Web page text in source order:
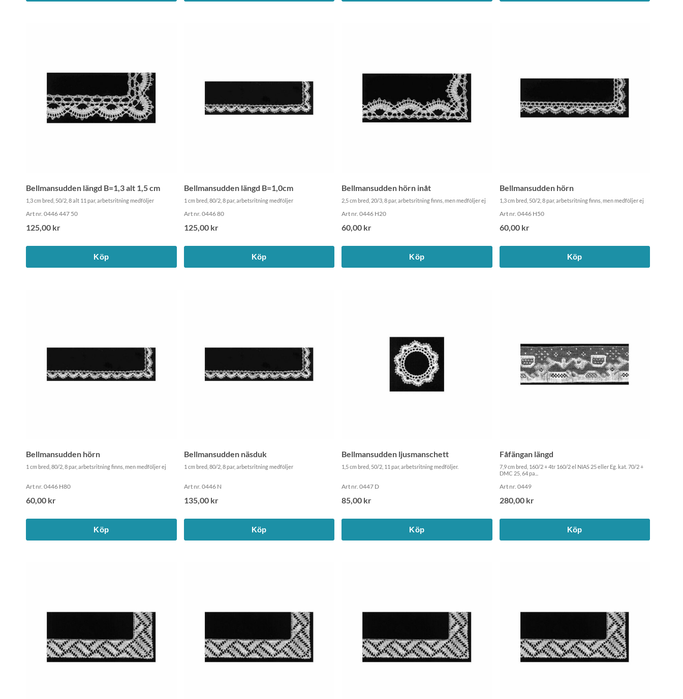
Bellmansudden längd B=1,3 alt 1,5 cm
1,3 cm bred, 50/2, 8 alt 11 par, arbetsritning medföljer
Art nr. 0446 447 50
125,00 kr
Köp
Bellmansudden längd B=1,0cm
1 cm bred, 80/2, 8 par, arbetsritning medföljer
Art nr. 0446 80
125,00 kr
Köp
Bellmansudden hörn inåt
2,5 cm bred, 20/3, 8 par, arbetsritning finns, men medföljer ej
Art nr. 0446 H20
60,00 kr
Köp
Bellmansudden hörn
1,3 cm bred, 50/2, 8 par, arbetsritning finns, men medföljer ej
Art nr. 0446 H50
60,00 kr
Köp
Bellmansudden hörn
1 cm bred, 80/2, 8 par, arbetsritning finns, men medföljer ej
Art nr. 0446 H80
60,00 kr
Köp
Bellmansudden näsduk
1 cm bred, 80/2, 8 par, arbetsritning medföljer
Art nr. 0446 N
135,00 kr
Köp
Bellmansudden ljusmanschett
1,5 cm bred, 50/2, 11 par, arbetsritning medföljer.
Art nr. 0447 D
85,00 kr
Köp
Fåfängan längd
7,9 cm bred, 160/2 + 4tr 160/2 el NIAS 25 eller Eg. kat. 70/2 +
DMC 25, 64 pa...
Art nr. 0449
280,00 kr
Köp